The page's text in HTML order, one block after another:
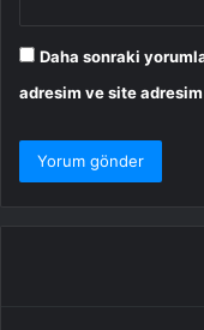
Daha sonraki
adresim ve site